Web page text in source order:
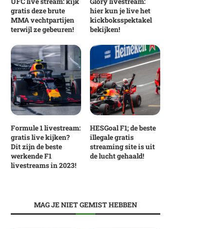
gratis deze brute
MMA vechtpartijen
terwijl ze gebeuren!
hier kun je live het
kickboksspektakel
bekijken!
Formule 1 livestream:
gratis live kijken?
Dit zijn de beste
werkende F1
livestreams in 2023!
HESGoal F1; de beste
illegale gratis
streaming site is uit
de lucht gehaald!
MAG JE NIET GEMIST HEBBEN